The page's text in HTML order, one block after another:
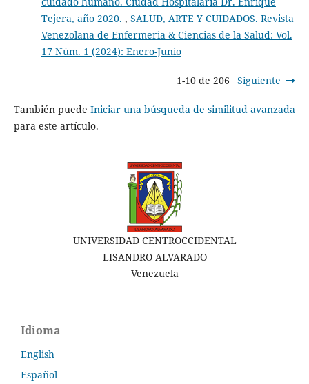
Tejera, año 2020. , SALUD, ARTE Y CUIDADOS. Revista
Venezolana de Enfermeria & Ciencias de la Salud: Vol.
17 Núm. 1 (2024): Enero-Junio
1-10 de 206 Siguiente
También puede Iniciar una búsqueda de similitud avanzada
para este artículo.
UNIVERSIDAD CENTROCCIDENTAL
LISANDRO ALVARADO
Venezuela
Idioma
English
Español